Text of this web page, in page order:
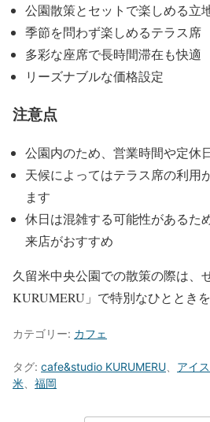
公園散策とセットで楽しめる立
季節を問わず楽しめるテラス席
多彩な座席で長時間滞在も快適
リーズナブルな価格設定
注意点
公園内のため、営業時間や定休
天候によってはテラス席の利用
ます
休日は混雑する可能性があるた
来店がおすすめ
久留米中央公園での散策の際は、
KURUMERU」で特別なひととき
カテゴリー: カフェ
タグ: cafe&studio KURUMERU アイ
米
福岡